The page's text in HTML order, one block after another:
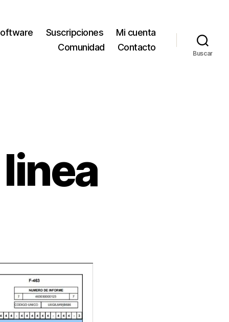
Suscripciones
Mi cuenta
Comunidad
Contacto
Buscar